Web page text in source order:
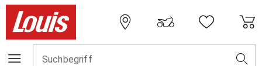
Suchbegriff